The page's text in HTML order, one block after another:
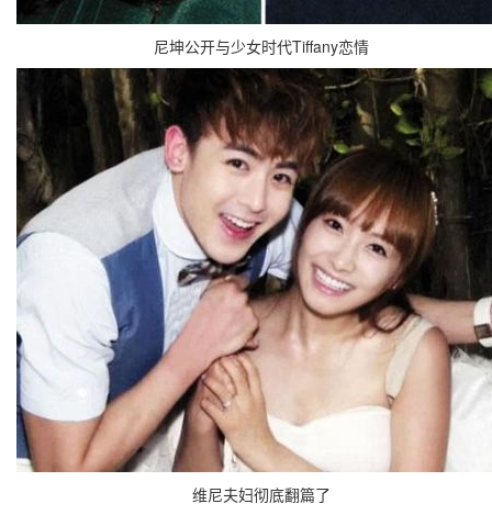
尼坤公开与少女时代Tiffany恋情
维尼夫妇彻底翻篇了